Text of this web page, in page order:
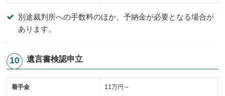
別途裁判所への手数料のほか、予納金が必要となる場合が
あります。
遺言書検認申立
着手金 11万円～